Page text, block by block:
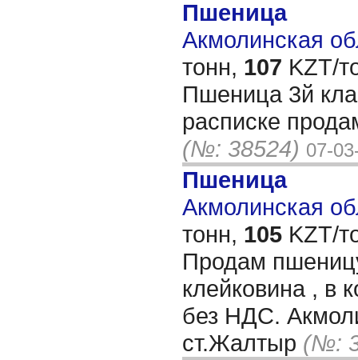
Пшеница
Акмолинская
тонн, 107 KZT/
Пшеница 3й
расписке
(№: 38524) 07-
Пшеница
Акмолинская
тонн, 105 KZT/
Продам
клейковина , в
без НДС.
ст.Жалтыр (№: